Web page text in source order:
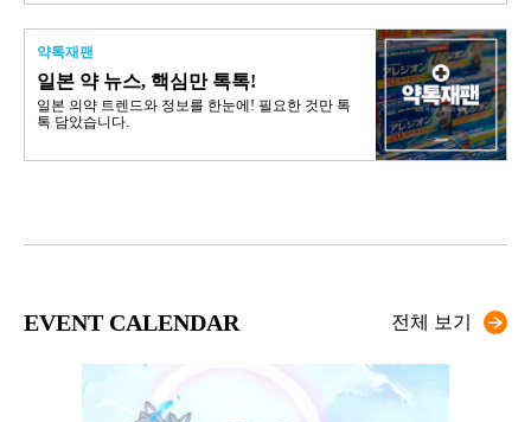
약톡재팬
일본 약 뉴스, 핵심만 톡톡!
일본 의약 트렌드와 정보를 한눈에! 필요한 것만 톡
톡 담았습니다.
EVENT CALENDAR 전체 보기